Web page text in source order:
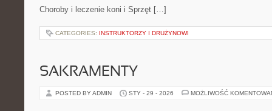
Choroby i leczenie koni i Sprzęt […]
CATEGORIES: INSTRUKTORZY I DRUŻYNOWI
SAKRAMENTY
POSTED BY ADMIN STY - 29 - 2026 MOŻLIWOŚĆ